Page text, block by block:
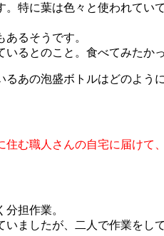
特に葉は色々と使われて
るそうです。
るとのこと。食べてみたか
あの泡盛ボトルはどのよう
む職人さんの自宅に届けて
担作業。
ましたが、二人で作業をし